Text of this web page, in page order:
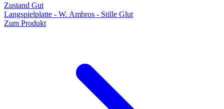
Zustand Gut
Langspielplatte - W. Ambros - Stille Glut
Zum Produkt